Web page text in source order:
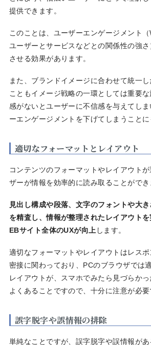
提供できます。
このことは、ユーザーエンゲージメント
ユーザーとサービスなどとの関係性の強
させる効果があります。
また、ブランドイメージに合わせて統一
こともイメージ戦略の一環としては重要
感がないとユーザーに不信感を与えてし
ーエンゲージメントを下げてしまうことに
適切なフォーマットとレイアウト
コンテンツのフォーマットやレイアウト
ザーが情報を効率的に読み取ることができ
見出し構成や段落、文字のフォントや大
を精査し、情報が整理されたレイアウト
EBサイト全体のUXが向上 します。
適切なフォーマットやレイアウトはレス
密接に関わっており、PCのブラウザでは
レイアウトが、スマホでみたら見づらか
よくあることですので、十分に注意が必要
誤字脱字や誤情報の排除
単純なことですが、誤字脱字や誤情報が